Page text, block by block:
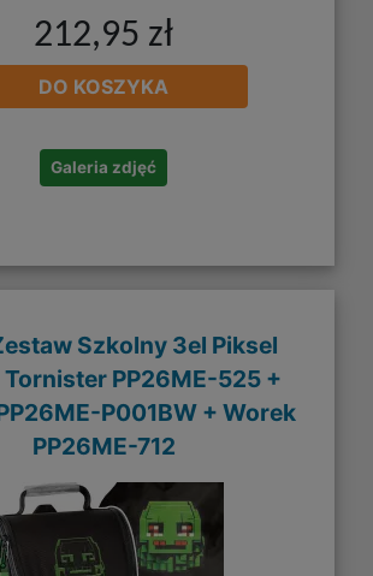
212,95 zł
DO KOSZYKA
Galeria zdjęć
Szkolny 3el Piksel
Tornister PP26ME-525 +
P001BW + Worek
PP26ME-712